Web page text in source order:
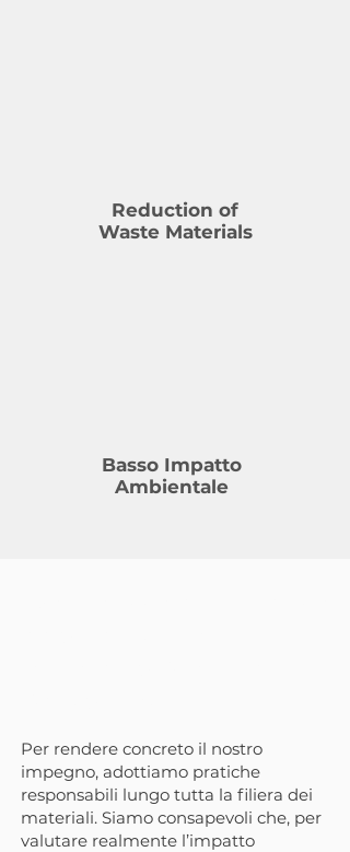
Reduction of
Waste Materials
Basso Impatto
Ambientale
Per rendere concreto il nostro
impegno, adottiamo pratiche
responsabili lungo tutta la filiera dei
materiali. Siamo consapevoli che, per
valutare realmente l’impatto